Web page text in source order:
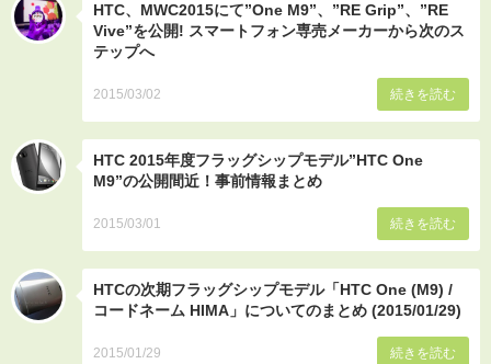
HTC、MWC2015にて”One M9”、”RE Grip”、”RE
Vive”を公開! スマートフォン専売メーカーから次のス
テップへ
2015/03/02 続きを読む
HTC 2015年度フラッグシップモデル”HTC One
M9”の公開間近！事前情報まとめ
2015/03/01 続きを読む
HTCの次期フラッグシップモデル「HTC One (M9) /
コードネーム HIMA」についてのまとめ (2015/01/29)
2015/01/29 続きを読む